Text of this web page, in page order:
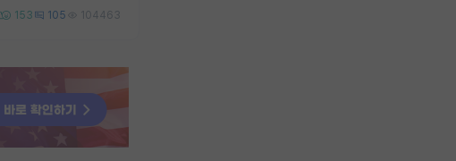
153 105 104463